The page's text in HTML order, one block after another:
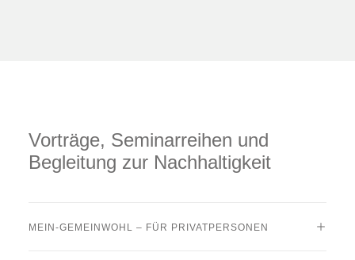
Vorträge, Seminarreihen und
Begleitung zur Nachhaltigkeit
MEIN-GEMEINWOHL – FÜR PRIVATPERSONEN